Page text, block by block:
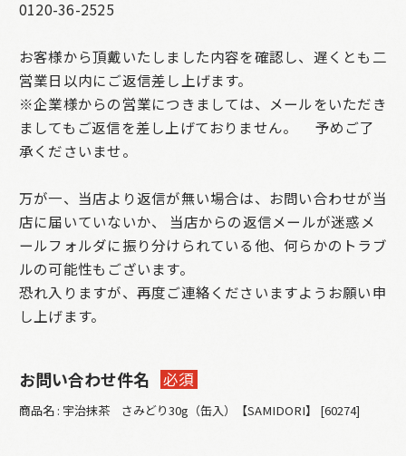
0120-36-2525
お客様から頂戴いたしました内容を確認し、遅くとも二
営業日以内にご返信差し上げます。
※企業様からの営業につきましては、メールをいただき
ましてもご返信を差し上げておりません。
予めご了
承くださいませ。
万が一、当店より返信が無い場合は、お問い合わせが当
店に届いていないか、
当店からの返信メールが迷惑メ
ールフォルダに振り分けられている他、何らかのトラブ
ルの可能性もございます。
恐れ入りますが、再度ご連絡くださいますようお願い申
し上げます。
お問い合わせ件名 必須
商品名 : 宇治抹茶 さみどり30g（缶入）【SAMIDORI】 [60274]